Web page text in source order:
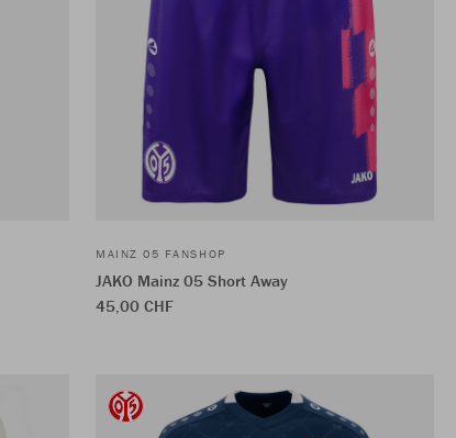
MAINZ 05 FANSHOP
JAKO Mainz 05 Short Away
45,00 CHF